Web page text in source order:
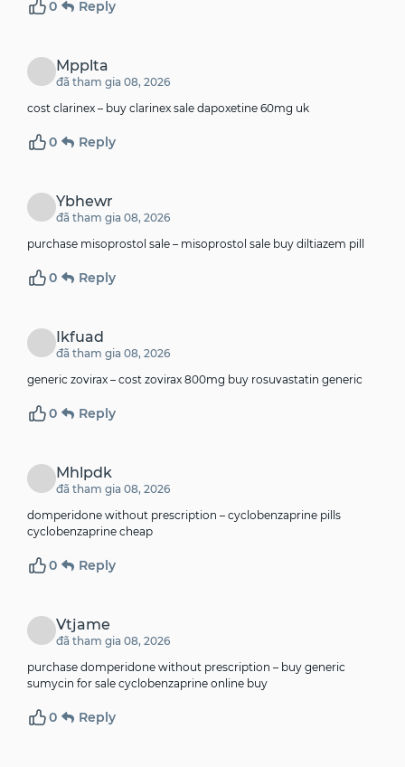
0 Reply
Mpplta
đã tham gia 08, 2026
cost clarinex – buy clarinex sale dapoxetine 60mg uk
0 Reply
Ybhewr
đã tham gia 08, 2026
purchase misoprostol sale – misoprostol sale buy diltiazem pill
0 Reply
Ikfuad
đã tham gia 08, 2026
generic zovirax – cost zovirax 800mg buy rosuvastatin generic
0 Reply
Mhlpdk
đã tham gia 08, 2026
domperidone without prescription – cyclobenzaprine pills
cyclobenzaprine cheap
0 Reply
Vtjame
đã tham gia 08, 2026
purchase domperidone without prescription – buy generic
sumycin for sale cyclobenzaprine online buy
0 Reply